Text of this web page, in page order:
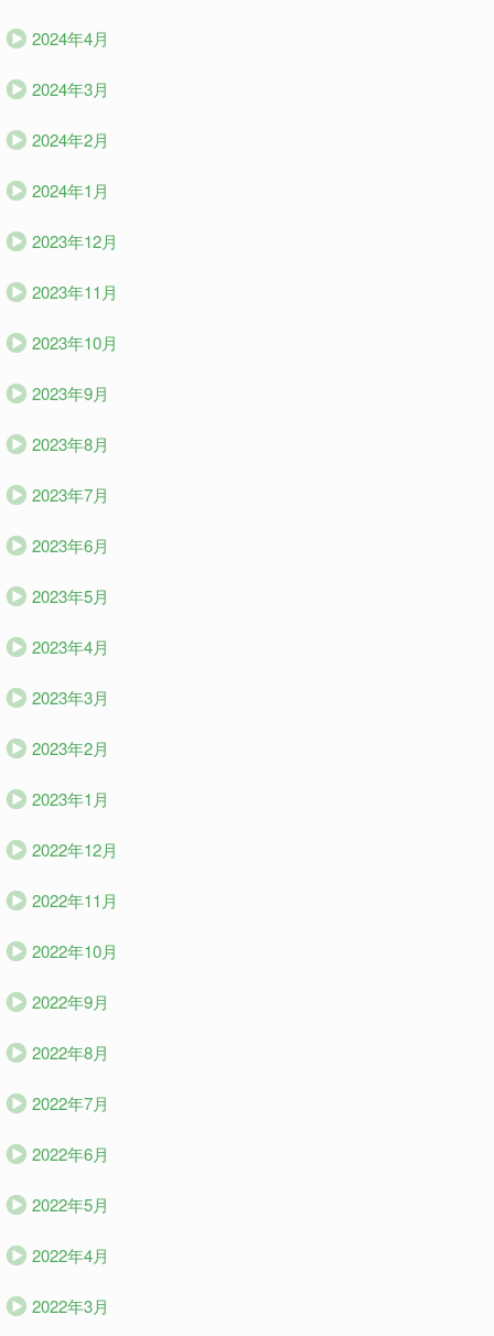
2024年4月
2024年3月
2024年2月
2024年1月
2023年12月
2023年11月
2023年10月
2023年9月
2023年8月
2023年7月
2023年6月
2023年5月
2023年4月
2023年3月
2023年2月
2023年1月
2022年12月
2022年11月
2022年10月
2022年9月
2022年8月
2022年7月
2022年6月
2022年5月
2022年4月
2022年3月